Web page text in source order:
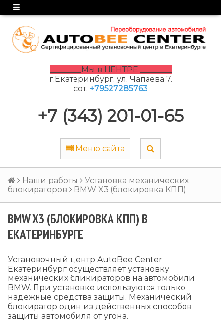
________Мы в ЦЕНТРЕ ________
г.Екатеринбург. ул. Чапаева 7.
сот. +79527285763
+7 (343) 201-01-65
Меню сайта
Наши работы
Установка механических
блокираторов
BMW X3 (блокировка КПП)
BMW X3 (БЛОКИРОВКА КПП) В
ЕКАТЕРИНБУРГЕ
Установочный центр AutoBee Center
Екатеринбург осуществляет установку
механических бликираторов на автомобили
BMW. При установке используются только
надежные средства защиты. Механический
блокиратор один из действенных способов
защиты автомобиля от угона.